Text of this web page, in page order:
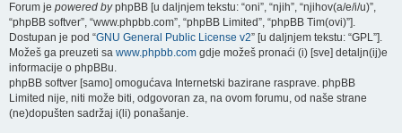
Forum je powered byphpBB [u daljnjem tekstu: “oni”, “njih”, “njihov(a/e/i/u)”,
“phpBB softver”, “www.phpbb.com”, “phpBB Limited”, “phpBB Tim(ovi)”].
Dostupan je pod “GNU General Public License v2” [u daljnjem tekstu: “GPL”].
Možeš ga preuzeti sa www.phpbb.com gdje možeš pronaći (i) [sve] detaljn(ij)e
informacije o phpBBu.
phpBB softver [samo] omogućava Internetski bazirane rasprave. phpBB
Limited nije, niti može biti, odgovoran za, na ovom forumu, od naše strane
(ne)dopušten sadržaj i(li) ponašanje.